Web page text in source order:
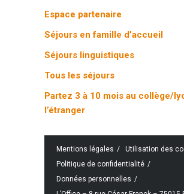
Espace partenaire
Séjours en famille d’accueil
Séjours linguistiques
Tous les séjours
Partez 3 à 10 mois au collège/
l’étranger
Mentions légales
Utilisation des
Politique de confidentialité
Données personnelles